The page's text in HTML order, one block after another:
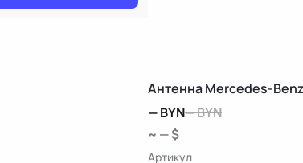
Антенна Mercedes-
—BYN—BYN
~ — $
Артикул